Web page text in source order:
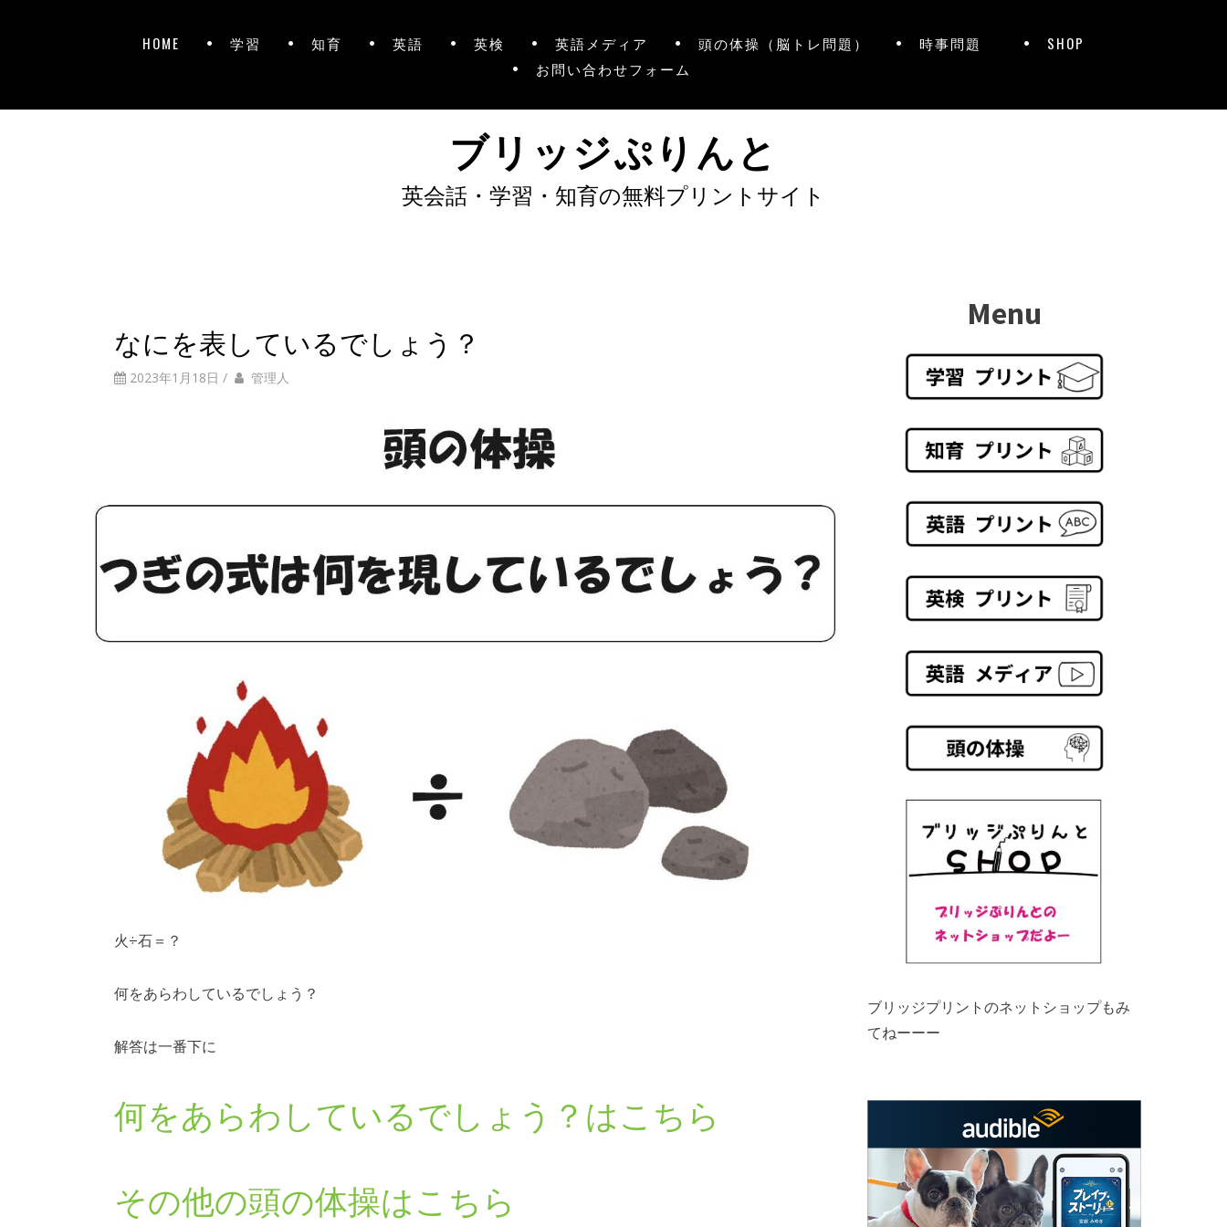
HOME 学習 知育 英語 英検 英語メディア 頭の体操（脳トレ問題） 時事問題
SHOP
お問い合わせフォーム
ブリッジぷりんと
英会話・学習・知育の無料プリントサイト
なにを表しているでしょう？
2023年1月18日 / 管理人
火÷石＝？
何をあらわしているでしょう？
解答は一番下に
何をあらわしているでしょう？はこちら
その他の頭の体操はこちら
Menu
ブリッジプリントのネットショップもみ
てねーーー